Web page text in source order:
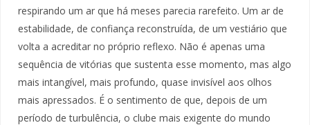
respirando um ar que há meses parecia rarefeito. Um ar de
estabilidade, de confiança reconstruída, de um vestiário que
volta a acreditar no próprio reflexo. Não é apenas uma
sequência de vitórias que sustenta esse momento, mas algo
mais intangível, mais profundo, quase invisível aos olhos
mais apressados. É o sentimento de que, depois de um
período de turbulência, o clube mais exigente do mundo